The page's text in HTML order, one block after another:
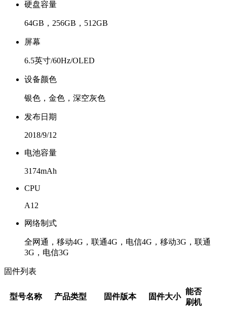
硬盘容量
64GB，256GB，512GB
屏幕
6.5英寸/60Hz/OLED
设备颜色
银色，金色，深空灰色
发布日期
2018/9/12
电池容量
3174mAh
CPU
A12
网络制式
全网通，移动4G，联通4G，电信4G，移动3G，联通
3G，电信3G
固件列表
型号名称 产品类型 固件版本 固件大小
能否
刷机